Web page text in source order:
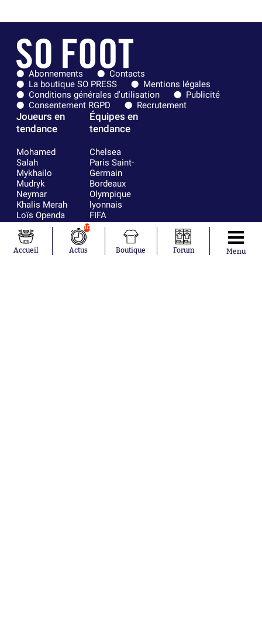
Abonnements
Contacts
La boutique SO PRESS
Mentions légales
Conditions générales d'utilisation
Publicité
Consentement RGPD
Recrutement
Joueurs en
tendance
Mohamed
Salah
Mykhailo
Mudryk
Neymar
Khalis Merah
Loïs Openda
Moussa
Niakhaté
Nicolás
Tagliafico
Équipes en
tendance
Chelsea
Paris Saint-
Germain
Bordeaux
Olympique
lyonnais
FIFA
Real Madrid
RC Strasbourg
AC Milan
France
Accueil
10
Actus Boutique Forum Menu